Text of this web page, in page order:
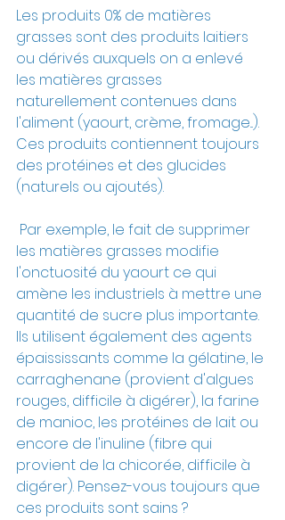
Les produits 0% de matières
grasses sont des produits laitiers
ou dérivés auxquels on a enlevé
les matières grasses
naturellement contenues dans
l'aliment (yaourt, crème, fromage...).
Ces produits contiennent toujours
des protéines et des glucides
(naturels ou ajoutés).
Par exemple, le fait de supprimer
les matières grasses modifie
l'onctuosité du yaourt ce qui
amène les industriels à mettre une
quantité de sucre plus importante.
Ils utilisent également des agents
épaississants comme la gélatine, le
carraghenane (provient d'algues
rouges, difficile à digérer), la farine
de manioc, les protéines de lait ou
encore de l'inuline (fibre qui
provient de la chicorée, difficile à
digérer). Pensez-vous toujours que
ces produits sont sains ?